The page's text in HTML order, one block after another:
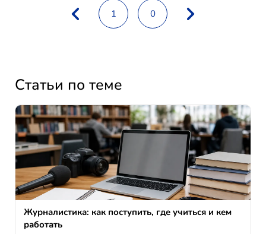
1 0
Статьи по теме
Журналистика: как поступить, где учиться и кем
работать